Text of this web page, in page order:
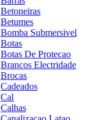
Betoneiras
Betumes
Bomba Submersivel
Botas
Botas De Protecao
Brancos Electridade
Brocas
Cadeados
Cal
Calhas